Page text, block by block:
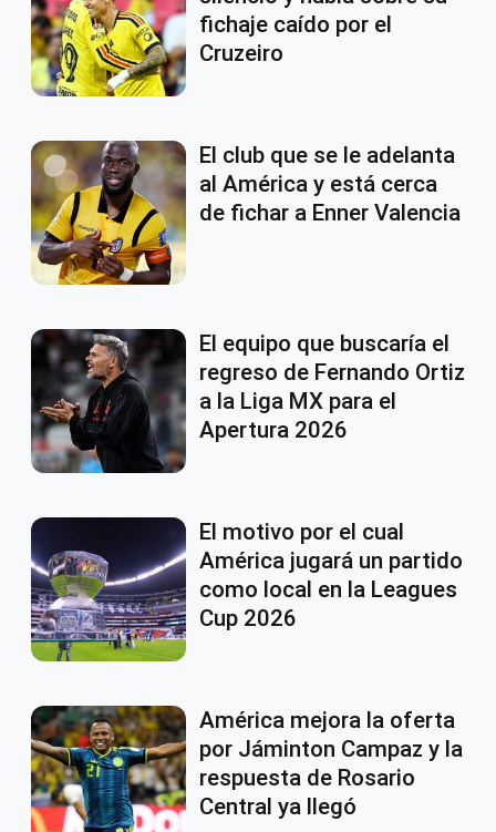
fichaje caído por el
Cruzeiro
El club que se le adelanta
al América y está cerca
de fichar a Enner Valencia
El equipo que buscaría el
regreso de Fernando Ortiz
a la Liga MX para el
Apertura 2026
El motivo por el cual
América jugará un partido
como local en la Leagues
Cup 2026
América mejora la oferta
por Jáminton Campaz y la
respuesta de Rosario
Central ya llegó